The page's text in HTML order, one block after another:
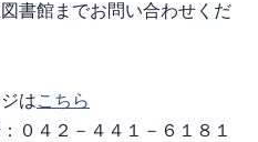
書館までお問い合わせくだ
はこちら
０４２－４４１－６１８１